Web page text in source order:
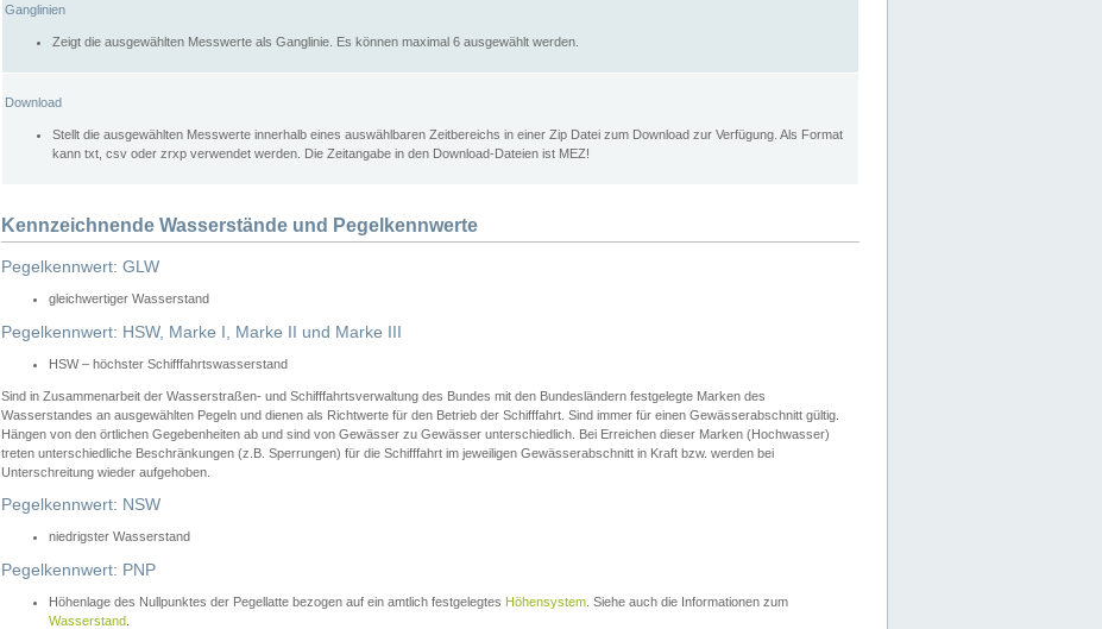
Ganglinien
Zeigt die ausgewählten Messwerte als Ganglinie. Es können maximal 6 ausgewählt werden.
Download
Stellt die ausgewählten Messwerte innerhalb eines auswählbaren Zeitbereichs in einer Zip Datei zum Download zur Verfügung. Als Format
kann txt, csv oder zrxp verwendet werden. Die Zeitangabe in den Download-Dateien ist MEZ!
Kennzeichnende Wasserstände und Pegelkennwerte
Pegelkennwert: GLW
gleichwertiger Wasserstand
Pegelkennwert: HSW, Marke I, Marke II und Marke III
HSW – höchster Schifffahrtswasserstand
Sind in Zusammenarbeit der Wasserstraßen- und Schifffahrtsverwaltung des Bundes mit den Bundesländern festgelegte Marken des
Wasserstandes an ausgewählten Pegeln und dienen als Richtwerte für den Betrieb der Schifffahrt. Sind immer für einen Gewässerabschnitt gültig.
Hängen von den örtlichen Gegebenheiten ab und sind von Gewässer zu Gewässer unterschiedlich. Bei Erreichen dieser Marken (Hochwasser)
treten unterschiedliche Beschränkungen (z.B. Sperrungen) für die Schifffahrt im jeweiligen Gewässerabschnitt in Kraft bzw. werden bei
Unterschreitung wieder aufgehoben.
Pegelkennwert: NSW
niedrigster Wasserstand
Pegelkennwert: PNP
Höhenlage des Nullpunktes der Pegellatte bezogen auf ein amtlich festgelegtes Höhensystem . Siehe auch die Informationen zum
Wasserstand